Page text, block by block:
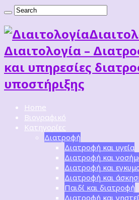
Διαιτολογία –
και υπηρεσίες
υποστήριξης
Home
Βιογραφικό
Κατηγορίες
Διατροφή
Διατροφή και υγεία
Διατροφή και
Διατροφή και
Διατροφή και
Παιδί και διατροφή
Διατροφή και